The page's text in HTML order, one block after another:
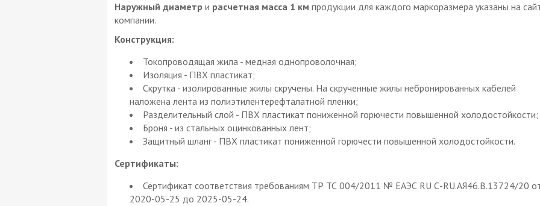
Наружный диаметр и расчетная масса 1 км продукции для каждого маркоразмера указаны на
компании.
Конструкция:
Токопроводящая жила - медная однопроволочная;
Изоляция - ПВХ пластикат;
Скрутка - изолированные жилы скручены. На скрученные жилы небронированных кабелей
наложена лента из полиэтилентерефталатной пленки;
Разделительный слой - ПВХ пластикат пониженной горючести повышенной холодостойкости;
Броня - из стальных оцинкованных лент;
Защитный шланг - ПВХ пластикат пониженной горючести повышенной холодостойкости.
Сертификаты:
Сертификат соответствия требованиям ТР ТС 004/2011 № ЕАЭС RU С-RU.АЯ46.В.13724/20
2020-05-25 до 2025-05-24.